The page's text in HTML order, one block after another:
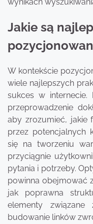
Jakie są
W kontekście
wiele najlepszych
sukces w internecie.
przeprowadzenie
aby zrozumieć, jakie
przez potencjalnych
się na tworzeniu
przyciągnie
pytania i potrzeby.
powinna obejmować
jak poprawna
elementy
budowanie linków